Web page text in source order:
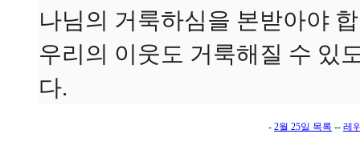
나님의 거룩하심을 본받아야
우리의 이웃도 거룩해질 수 있
다.
- 2월 25일 목록 -- 레